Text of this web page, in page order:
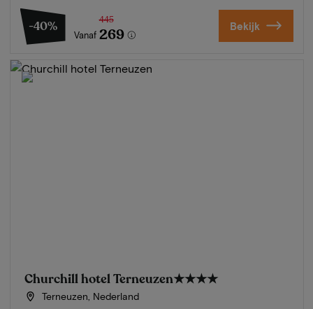
-40%
Vanaf
445
269 Bekijk
Churchill hotel Terneuzen★★★★
Terneuzen, Nederland